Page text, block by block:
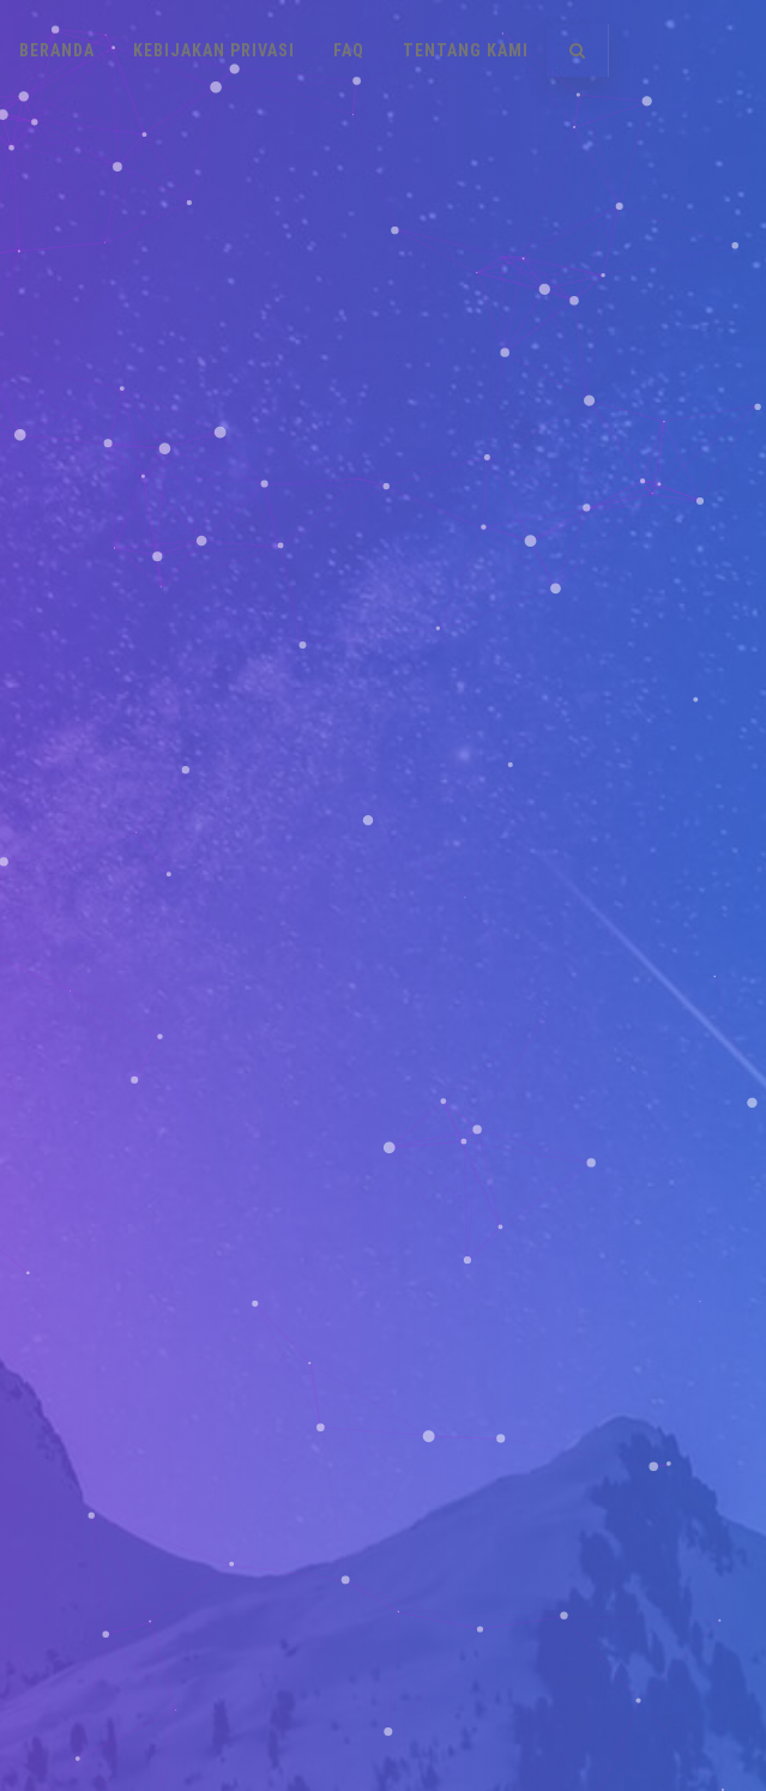
BERANDA KEBIJAKAN PRIVASI FAQ TENTANG KAMI